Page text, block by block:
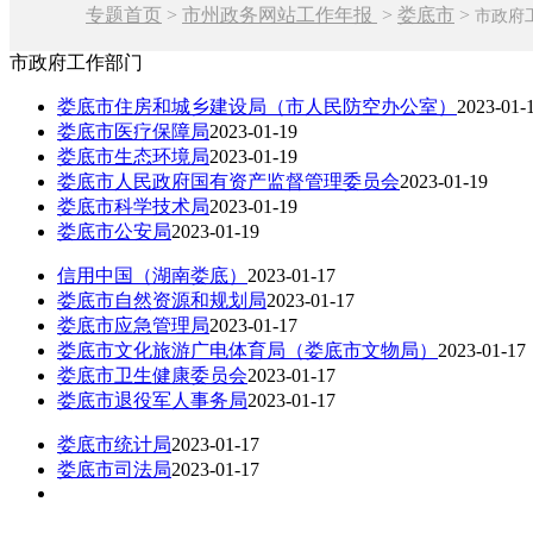
专题首页 > 市州政务网站工作年报 > 娄底市 > 市政府
市政府工作部门
娄底市住房和城乡建设局（市人民防空办公室） 2023-01-
娄底市医疗保障局2023-01-19
娄底市生态环境局2023-01-19
娄底市人民政府国有资产监督管理委员会2023-01-19
娄底市科学技术局2023-01-19
娄底市公安局2023-01-19
信用中国（湖南娄底） 2023-01-17
娄底市自然资源和规划局2023-01-17
娄底市应急管理局2023-01-17
娄底市文化旅游广电体育局（娄底市文物局） 2023-01-17
娄底市卫生健康委员会2023-01-17
娄底市退役军人事务局2023-01-17
娄底市统计局2023-01-17
娄底市司法局2023-01-17